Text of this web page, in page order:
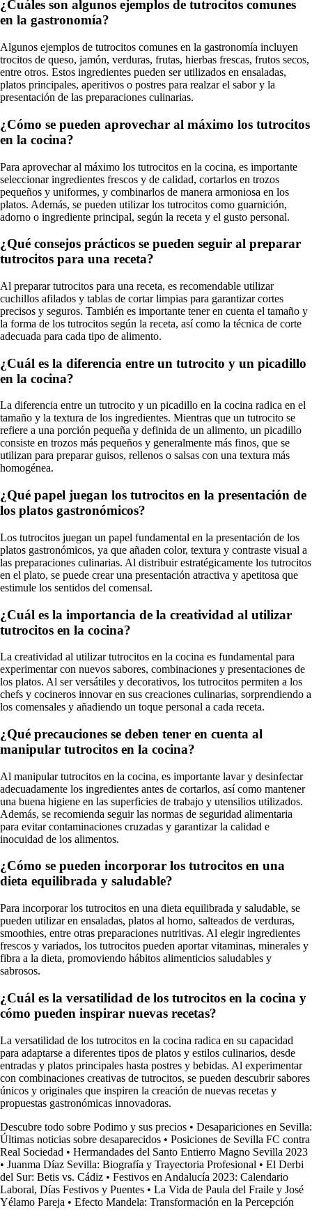
¿Cuáles son algunos ejemplos de tutrocitos comunes
en la gastronomía?
Algunos ejemplos de tutrocitos comunes en la gastronomía incluyen
trocitos de queso, jamón, verduras, frutas, hierbas frescas, frutos secos,
entre otros. Estos ingredientes pueden ser utilizados en ensaladas,
platos principales, aperitivos o postres para realzar el sabor y la
presentación de las preparaciones culinarias.
¿Cómo se pueden aprovechar al máximo los tutrocitos
en la cocina?
Para aprovechar al máximo los tutrocitos en la cocina, es importante
seleccionar ingredientes frescos y de calidad, cortarlos en trozos
pequeños y uniformes, y combinarlos de manera armoniosa en los
platos. Además, se pueden utilizar los tutrocitos como guarnición,
adorno o ingrediente principal, según la receta y el gusto personal.
¿Qué consejos prácticos se pueden seguir al preparar
tutrocitos para una receta?
Al preparar tutrocitos para una receta, es recomendable utilizar
cuchillos afilados y tablas de cortar limpias para garantizar cortes
precisos y seguros. También es importante tener en cuenta el tamaño y
la forma de los tutrocitos según la receta, así como la técnica de corte
adecuada para cada tipo de alimento.
¿Cuál es la diferencia entre un tutrocito y un picadillo
en la cocina?
La diferencia entre un tutrocito y un picadillo en la cocina radica en el
tamaño y la textura de los ingredientes. Mientras que un tutrocito se
refiere a una porción pequeña y definida de un alimento, un picadillo
consiste en trozos más pequeños y generalmente más finos, que se
utilizan para preparar guisos, rellenos o salsas con una textura más
homogénea.
¿Qué papel juegan los tutrocitos en la presentación de
los platos gastronómicos?
Los tutrocitos juegan un papel fundamental en la presentación de los
platos gastronómicos, ya que añaden color, textura y contraste visual a
las preparaciones culinarias. Al distribuir estratégicamente los tutrocitos
en el plato, se puede crear una presentación atractiva y apetitosa que
estimule los sentidos del comensal.
¿Cuál es la importancia de la creatividad al utilizar
tutrocitos en la cocina?
La creatividad al utilizar tutrocitos en la cocina es fundamental para
experimentar con nuevos sabores, combinaciones y presentaciones de
los platos. Al ser versátiles y decorativos, los tutrocitos permiten a los
chefs y cocineros innovar en sus creaciones culinarias, sorprendiendo a
los comensales y añadiendo un toque personal a cada receta.
¿Qué precauciones se deben tener en cuenta al
manipular tutrocitos en la cocina?
Al manipular tutrocitos en la cocina, es importante lavar y desinfectar
adecuadamente los ingredientes antes de cortarlos, así como mantener
una buena higiene en las superficies de trabajo y utensilios utilizados.
Además, se recomienda seguir las normas de seguridad alimentaria
para evitar contaminaciones cruzadas y garantizar la calidad e
inocuidad de los alimentos.
¿Cómo se pueden incorporar los tutrocitos en una
dieta equilibrada y saludable?
Para incorporar los tutrocitos en una dieta equilibrada y saludable, se
pueden utilizar en ensaladas, platos al horno, salteados de verduras,
smoothies, entre otras preparaciones nutritivas. Al elegir ingredientes
frescos y variados, los tutrocitos pueden aportar vitaminas, minerales y
fibra a la dieta, promoviendo hábitos alimenticios saludables y
sabrosos.
¿Cuál es la versatilidad de los tutrocitos en la cocina y
cómo pueden inspirar nuevas recetas?
La versatilidad de los tutrocitos en la cocina radica en su capacidad
para adaptarse a diferentes tipos de platos y estilos culinarios, desde
entradas y platos principales hasta postres y bebidas. Al experimentar
con combinaciones creativas de tutrocitos, se pueden descubrir sabores
únicos y originales que inspiren la creación de nuevas recetas y
propuestas gastronómicas innovadoras.
Descubre todo sobre Podimo y sus precios • Desapariciones en Sevilla:
Últimas noticias sobre desaparecidos • Posiciones de Sevilla FC contra
Real Sociedad • Hermandades del Santo Entierro Magno Sevilla 2023
• Juanma Díaz Sevilla: Biografía y Trayectoria Profesional • El Derbi
del Sur: Betis vs. Cádiz • Festivos en Andalucía 2023: Calendario
Laboral, Días Festivos y Puentes • La Vida de Paula del Fraile y José
Yélamo Pareja • Efecto Mandela: Transformación en la Percepción